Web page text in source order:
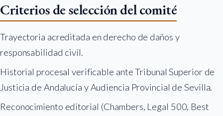
Criterios de selección del comité
Trayectoria acreditada en derecho de daños y
responsabilidad civil.
Historial procesal verificable ante Tribunal Superior de
Justicia de Andalucía y Audiencia Provincial de Sevilla.
Reconocimiento editorial (Chambers, Legal 500, Best